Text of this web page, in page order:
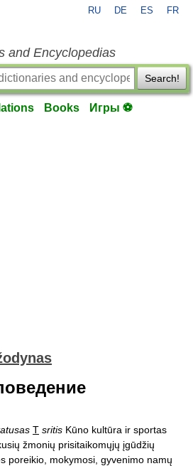
RU DE ES FR
and Encyclopedias
Search!
Books Игры ⚽
T sritis Kūno kultūra ir sportas
žmonių prisitaikomųjų įgūdžių
poreikio, mokymosi, gyvenimo namų